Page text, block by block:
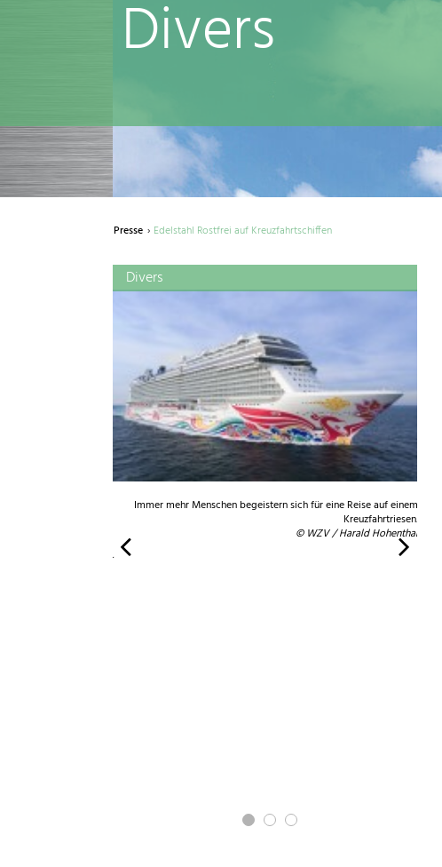
Divers
Presse Edelstahl Rostfrei auf Kreuzfahrtschiffen
Divers
© WZV / Franz Neumeier
Immer mehr Menschen begeistern sich für eine Reise auf einem
Kreuzfahrtriesen.
© WZV / Harald Hohenthal